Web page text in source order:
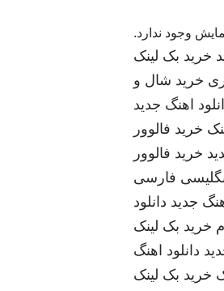
وجود ندارد.
خرید بک لینک
خرید شال و
اهنگ جدید
خرید فالوور
خرید فالوور
فارسی
جدید دانلود
خرید بک لینک
دانلود اهنگ
خرید بک لینک